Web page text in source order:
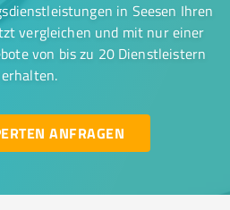
in Seesen Ihren
vergleichen und mit nur einer
von bis zu 20 Dienstleistern
erhalten.
ANFRAGEN